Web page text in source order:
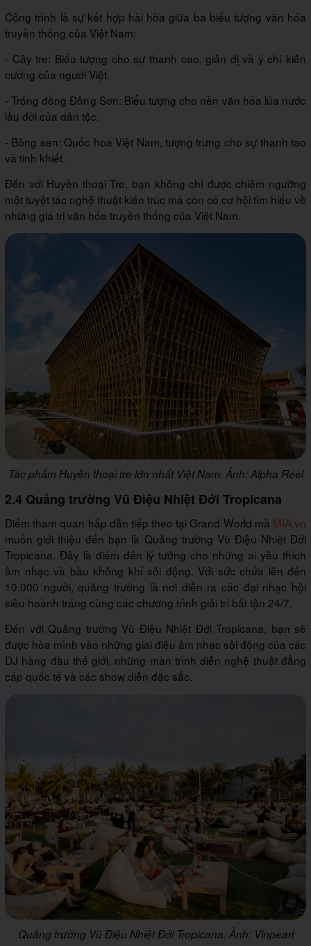
Công trình là sự kết hợp hài hòa giữa ba biểu tượng văn hóa
truyền thống của Việt Nam:
- Cây tre: Biểu tượng cho sự thanh cao, giản dị và ý chí kiên
cường của người Việt.
- Trống đồng Đông Sơn: Biểu tượng cho nền văn hóa lúa nước
lâu đời của dân tộc.
- Bông sen: Quốc hoa Việt Nam, tượng trưng cho sự thanh tao
và tinh khiết.
Đến với Huyền thoại Tre, bạn không chỉ được chiêm ngưỡng
một tuyệt tác nghệ thuật kiến trúc mà còn có cơ hội tìm hiểu về
những giá trị văn hóa truyền thống của Việt Nam.
Tác phẩm Huyền thoại tre lớn nhất Việt Nam. Ảnh: Alpha Reel
2.4 Quảng trường Vũ Điệu Nhiệt Đới Tropicana
Điểm tham quan hấp dẫn tiếp theo tại Grand World mà MIA.vn
muốn giới thiệu đến bạn là Quảng trường Vũ Điệu Nhiệt Đới
Tropicana. Đây là điểm đến lý tưởng cho những ai yêu thích
âm nhạc và bầu không khí sôi động. Với sức chứa lên đến
10.000 người, quảng trường là nơi diễn ra các đại nhạc hội
siêu hoành tráng cùng các chương trình giải trí bất tận 24/7.
Đến với Quảng trường Vũ Điệu Nhiệt Đới Tropicana, bạn sẽ
được hòa mình vào những giai điệu âm nhạc sôi động của các
DJ hàng đầu thế giới, những màn trình diễn nghệ thuật đẳng
cấp quốc tế và các show diễn đặc sắc.
Quảng trường Vũ Điệu Nhiệt Đới Tropicana. Ảnh: Vinpearl